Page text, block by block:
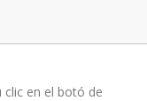
clic en el botó de